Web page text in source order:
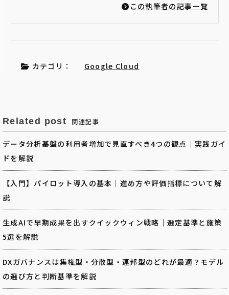
この執筆者の記事一覧
カテゴリ： Google Cloud
Related post 関連記事
データ分析基盤の利用者増加で見直すべき4つの観点｜実践ガイ
ドを解説
【入門】パイロット導入の基本｜進め方や評価指標について解
説
生成AIで早期成果を出すクイックウィン戦略｜選定基準と施策
5選を解説
DXガバナンスは集権型・分散型・連邦型のどれが最適？モデル
の選び方と判断基準を解説